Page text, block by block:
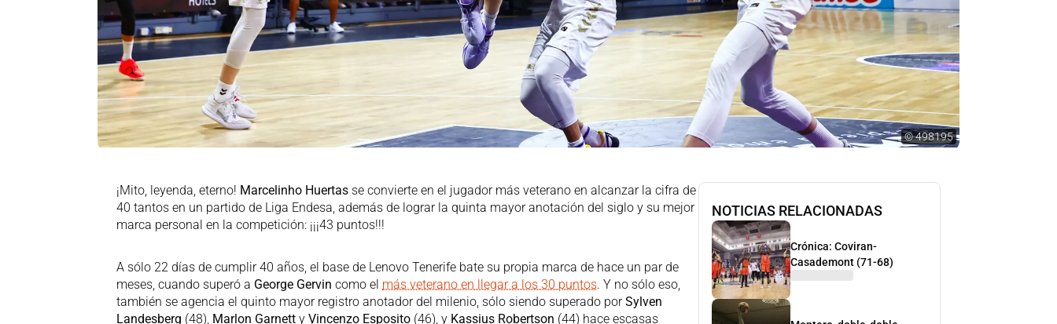
©498195
¡Mito, leyenda, eterno! Marcelinho Huertas se convierte en el jugador más veterano en alcanzar la cifra de
40 tantos en un partido de Liga Endesa, además de lograr la quinta mayor anotación del siglo y su mejor
marca personal en la competición: ¡¡¡43 puntos!!!
A sólo 22 días de cumplir 40 años, el base de Lenovo Tenerife bate su propia marca de hace un par de
meses, cuando superó a George Gervin como el más veterano en llegar a los 30 puntos. Y no sólo eso,
también se agencia el quinto mayor registro anotador del milenio, sólo siendo superado porSylven
Landesberg (48), Marlon Garnett y Vincenzo Esposito (46), y Kassius Robertson (44) hace escasas
NOTICIAS RELACIONADAS
Crónica: Coviran-
Casademont (71-68)